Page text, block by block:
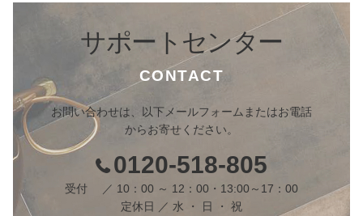
サポートセンター
CONTACT
お問い合わせは、以下メールフォームまたはお電話
からお寄せください。
0120-518-805
受付 ／ 10：00 ～ 12：00・13:00～17：00
定休日 ／ 水 ・ 日 ・ 祝